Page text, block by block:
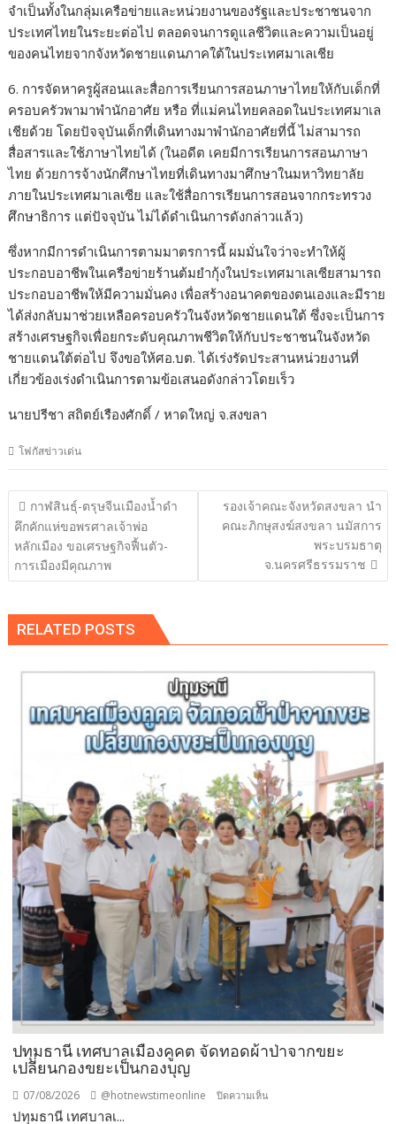
จำเป็นทั้งในกลุ่มเครือข่ายและหน่วยงานของรัฐและประชาชนจาก
ประเทศไทยในระยะต่อไป ตลอดจนการดูแลชีวิตและความเป็นอยู่
ของคนไทยจากจังหวัดชายแดนภาคใต้ในประเทศมาเลเชีย
6. การจัดหาครูผู้สอนและสื่อการเรียนการสอนภาษาไทยให้กับเด็กที่
ครอบครัวพามาพำนักอาศัย หรือ ที่แม่คนไทยคลอดในประเทศมาเล
เชียด้วย โดยปัจจุบันเด็กที่เดินทางมาพำนักอาศัยที่นี้ ไม่สามารถ
สื่อสารและใช้ภาษาไทยได้ (ในอดีต เคยมีการเรียนการสอนภาษา
ไทย ด้วยการจ้างนักศึกษาไทยที่เดินทางมาศึกษาในมหาวิทยาลัย
ภายในประเทศมาเลเซีย และใช้สื่อการเรียนการสอนจากกระทรวง
ศึกษาธิการ แต่ปัจจุบัน ไม่ได้ดำเนินการดังกล่าวแล้ว)
ซึ่งหากมีการดำเนินการตามมาตรการนี้ ผมมั่นใจว่าจะทำให้ผู้
ประกอบอาชีพในเครือข่ายร้านต้มยำกุ้งในประเทศมาเลเซียสามารถ
ประกอบอาชีพให้มีความมั่นคง เพื่อสร้างอนาคตของตนเองและมีราย
ได้ส่งกลับมาช่วยเหลือครอบครัวในจังหวัดชายแดนใต้ ซึ่งจะเป็นการ
สร้างเศรษฐกิจเพื่อยกระดับคุณภาพชีวิตให้กับประชาชนในจังหวัด
ชายแดนใต้ต่อไป จึงขอให้ศอ.บต. ได้เร่งรัดประสานหน่วยงานที่
เกี่ยวข้องเร่งดำเนินการตามข้อเสนอดังกล่าวโดยเร็ว
นายปรีชา สถิตย์เรืองศักดิ์ / หาดใหญ่ จ.สงขลา
โฟกัสข่าวเด่น
แนะแนว
เรื่อง
กาฬสินธุ์-ตรุษจีนเมืองน้ำดำ
คึกคักแห่ขอพรศาลเจ้าพ่อ
หลักเมือง ขอเศรษฐกิจฟื้นตัว-
การเมืองมีคุณภาพ
รองเจ้าคณะจังหวัดสงขลา นำ
คณะภิกษุสงฆ์สงขลา นมัสการ
พระบรมธาตุ
จ.นครศรีธรรมราช
RELATED POSTS
ปทุมธานี เทศบาลเมืองคูคต จัดทอดผ้าป่าจากขยะ
เปลี่ยนกองขยะเป็นกองบุญ
07/08/2026 @hotnewstimeonline ปิดความเห็น
ปทุมธานี เทศบาลเ...